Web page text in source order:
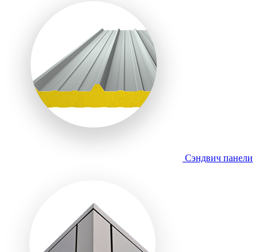
Сэндвич панели